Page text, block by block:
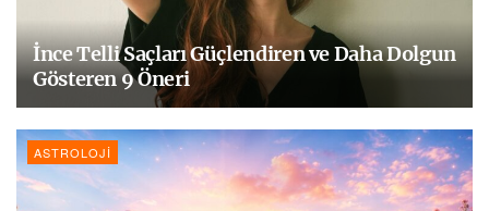
İnce Telli Saçları Güçlendiren ve Daha Dolgun
Gösteren 9 Öneri
ASTROLOJI